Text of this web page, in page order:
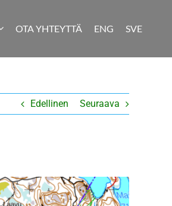
OTA YHTEYTTÄ ENG SVE
Edellinen Seuraava